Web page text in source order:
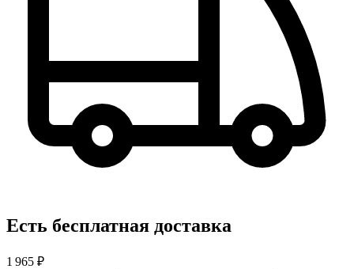
Есть бесплатная доставка
1 965 ₽